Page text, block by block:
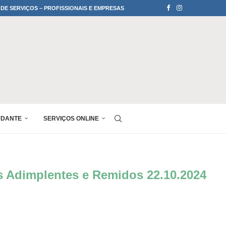
SERVIÇOS – PROFISSIONAIS E EMPRESAS
SERVIÇOS ONLINE
e Remidos 22.10.2024